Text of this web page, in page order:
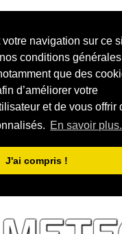
navigation sur ce
conditions générales
que des
d’améliorer votre
et de vous offrir
En savoir
J'ai compris !